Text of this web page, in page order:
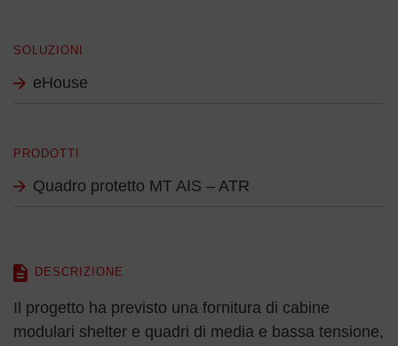
SOLUZIONI
eHouse
PRODOTTI
Quadro protetto MT AIS – ATR
DESCRIZIONE
Il progetto ha previsto una fornitura di cabine
modulari shelter e quadri di media e bassa tensione,